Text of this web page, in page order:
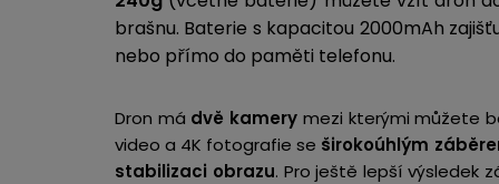
brašnu. Baterie s kapacitou 2000mAh
nebo přímo do paměti telefonu.
Dron má dvě kamery mezi kterými můžete
video a 4K fotografie se širokoúhlým
stabilizaci obrazu. Pro ještě lepší výsledek